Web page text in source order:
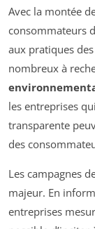
Avec la montée
consommateurs
aux pratiques
nombreux à
les entreprises
transparente
des
Les campagnes
majeur. En
entreprises